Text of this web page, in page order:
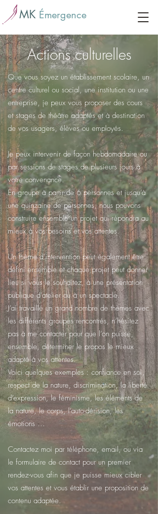
MK Émergence
Actions culturelles
Que vous soyez un établissement scolaire, un
centre culturel ou social, une institution ou une
entreprise, je peux vous proposer des cours
et stages de théâtre adaptés et à destination
de vos usagers, élèves ou employés.
Je peux intervenir de façon hebdomadaire ou
par sessions de stages de plusieurs jours à
votre convenance.
En groupe à partir de 6 personnes et jusqu’à
une quinzaine de personnes, nous pouvons
construire ensemble un projet qui répondra au
mieux à vos besoins et vos attentes.
Un thème d’intervention peut également être
défini ensemble et chaque projet peut donner
lieu si vous le souhaitez, à une présentation
publique d’atelier ou à un spectacle.
J’ai travaillé un grand nombre de thèmes avec
les différents groupes rencontrés, n’hésitez
pas à me contacter pour que l’on puisse,
ensemble, déterminer le propos le mieux
adapté à vos attentes.
Voici quelques exemples : confiance en soi,
respect de la nature, discrimination, la liberté
d’expression, le féminisme, les éléments de
la nature, le corps, l’auto-dérision, les
émotions …
Contactez moi par téléphone, email, ou via
le formulaire de contact pour un premier
rendez-vous afin que je puisse mieux cibler
vos attentes et vous établir une proposition de
contenu adaptée.